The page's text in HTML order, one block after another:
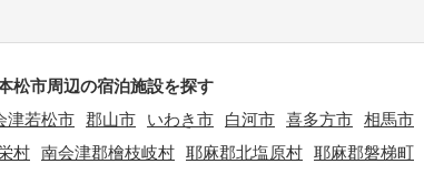
松市周辺の宿泊施設を探す
津若松市 郡山市 いわき市 白河市 喜多方市 相馬市
村 南会津郡檜枝岐村 耶麻郡北塩原村 耶麻郡磐梯町